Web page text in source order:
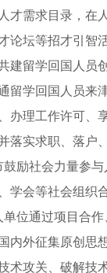
才需求目录，
论坛等招才引
建留学回国人
留学回国人员
办理工作许可
落实求职、落
励社会力量参
学会等社会组
位通过项目合
内外征集原创
术攻关、破解